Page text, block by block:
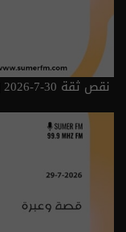
نقص ثقة 30-7-2026 | 2026